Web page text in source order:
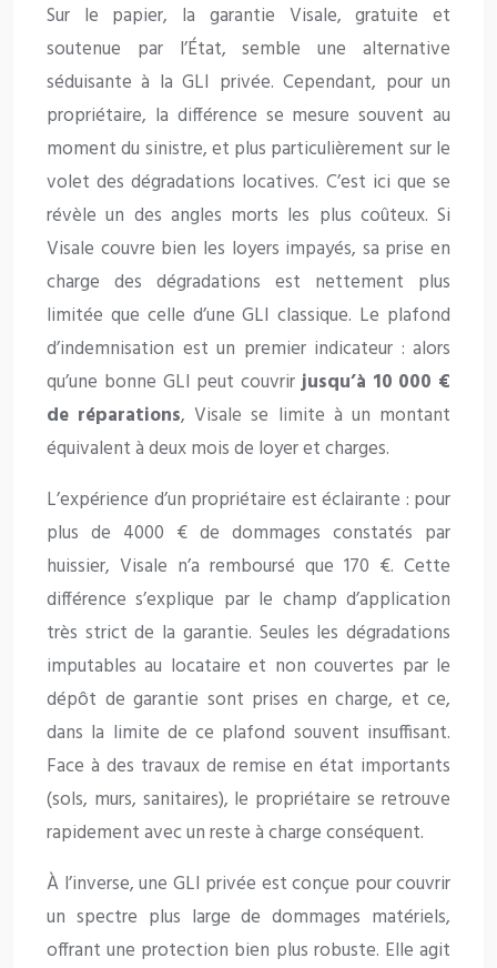
Sur le papier, la garantie Visale, gratuite et
soutenue par l’État, semble une alternative
séduisante à la GLI privée. Cependant, pour un
propriétaire, la différence se mesure souvent au
moment du sinistre, et plus particulièrement sur le
volet des dégradations locatives. C’est ici que se
révèle un des angles morts les plus coûteux. Si
Visale couvre bien les loyers impayés, sa prise en
charge des dégradations est nettement plus
limitée que celle d’une GLI classique. Le plafond
d’indemnisation est un premier indicateur : alors
qu’une bonne GLI peut couvrirjusqu’à 10 000 €
de réparations, Visale se limite à un montant
équivalent à deux mois de loyer et charges.
L’expérience d’un propriétaire est éclairante : pour
plus de 4000 € de dommages constatés par
huissier, Visale n’a remboursé que 170 €. Cette
différence s’explique par le champ d’application
très strict de la garantie. Seules les dégradations
imputables au locataire et non couvertes par le
dépôt de garantie sont prises en charge, et ce,
dans la limite de ce plafond souvent insuffisant.
Face à des travaux de remise en état importants
(sols, murs, sanitaires), le propriétaire se retrouve
rapidement avec un reste à charge conséquent.
À l’inverse, une GLI privée est conçue pour couvrir
un spectre plus large de dommages matériels,
offrant une protection bien plus robuste. Elle agit